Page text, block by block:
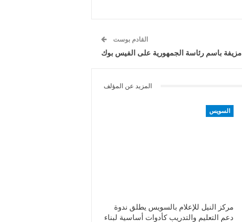
القادم بوست
باسم رئاسة الجمهورية على الفيس بوك
المزيد عن المؤلف
السويس
مركز النيل للإعلام بالسويس يطلق ندوة
دعم التعليم والتدريب كأدوات أساسية لبناء